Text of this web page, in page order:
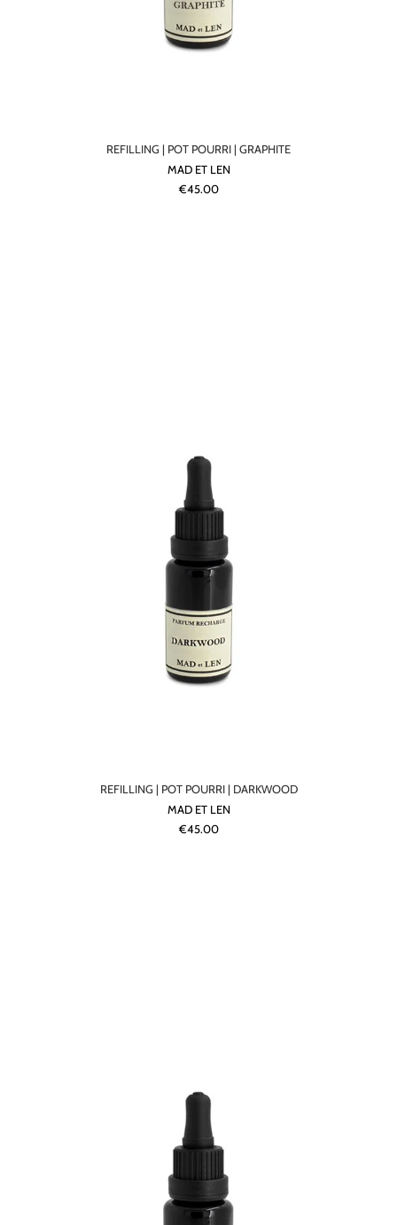
REFILLING | POT POURRI | GRAPHITE
MAD ET LEN
€45.00
REFILLING | POT POURRI | DARKWOOD
MAD ET LEN
€45.00